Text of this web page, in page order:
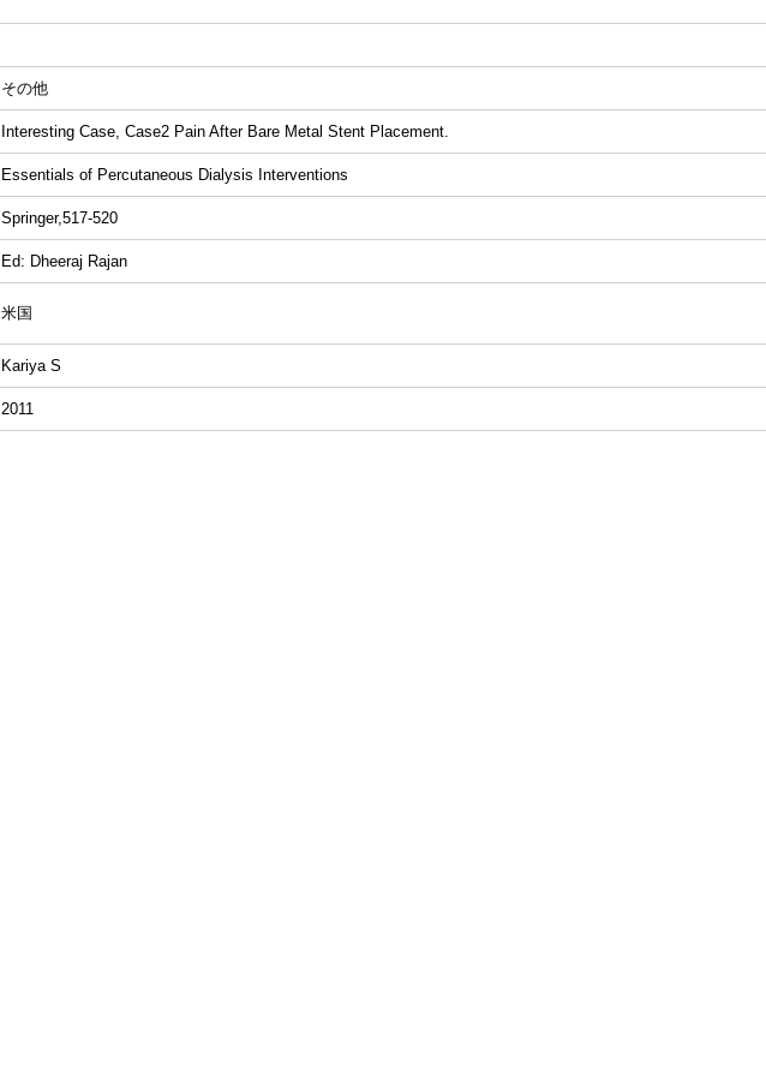
その他
Interesting Case, Case2 Pain After Bare Metal Stent Placement.
Essentials of Percutaneous Dialysis Interventions
Springer,517-520
Ed: Dheeraj Rajan
米国
Kariya S
2011